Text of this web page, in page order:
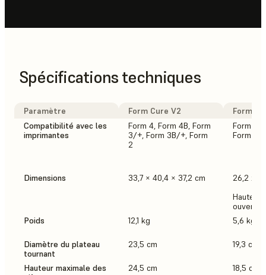
Spécifications techniques
Paramètre Form Cure V2
Form
Compatibilité avec les
imprimantes
Form 4, Form 4B, Form
3/+, Form 3B/+, Form
2
Form
Form 2
Dimensions 33,7 × 40,4 × 37,2 cm
26,2 x
Hauteur
ouvert :
Poids
12,1 kg 5,6 kg
Diamètre du plateau
tournant
23,5 cm 19,3 cm
Hauteur maximale des
24,5 cm 18,5 cm